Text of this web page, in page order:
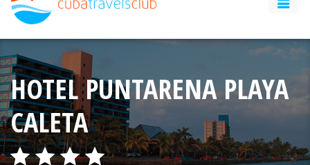
HOTEL PUNTARENA PLAYA
CALETA